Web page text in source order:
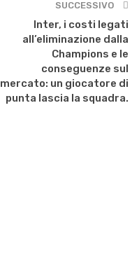
SUCCESSIVO
Inter, i costi legati
all’eliminazione dalla
Champions e le
conseguenze sul
mercato: un giocatore di
punta lascia la squadra.